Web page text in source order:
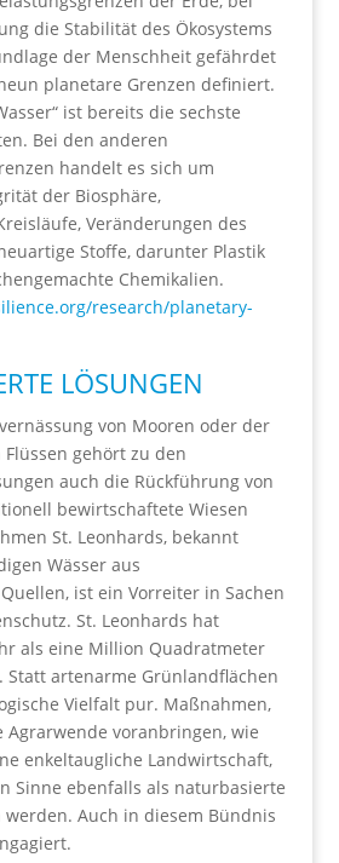
die Stabilität des Ökosystems
der Menschheit gefährdet
planetare Grenzen definiert.
ist bereits die sechste
Bei den anderen
handelt es sich um
der Biosphäre,
Veränderungen des
Stoffe, darunter Plastik
Chemikalien.
research/planetary-
LÖSUNGEN
von Mooren oder der
gehört zu den
auch die Rückführung von
bewirtschaftete Wiesen
St. Leonhards, bekannt
Wässer aus
ist ein Vorreiter in Sachen
St. Leonhards hat
als eine Million Quadratmeter
Statt artenarme Grünlandflächen
Vielfalt pur. Maßnahmen,
Agrarwende voranbringen, wie
enkeltaugliche Landwirtschaft,
Sinne ebenfalls als naturbasierte
werden. Auch in diesem Bündnis